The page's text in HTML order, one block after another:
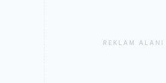
REKLAM ALANI